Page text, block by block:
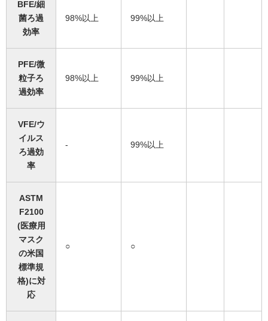
BFE/細
菌ろ過
効率
98%以上 99%以上
PFE/微
粒子ろ
過効率
98%以上 99%以上
VFE/ウ
イルス
ろ過効
率
- 99%以上
ASTM
F2100
(医療用
マスク
の米国
標準規
格)に対
応
○ ○